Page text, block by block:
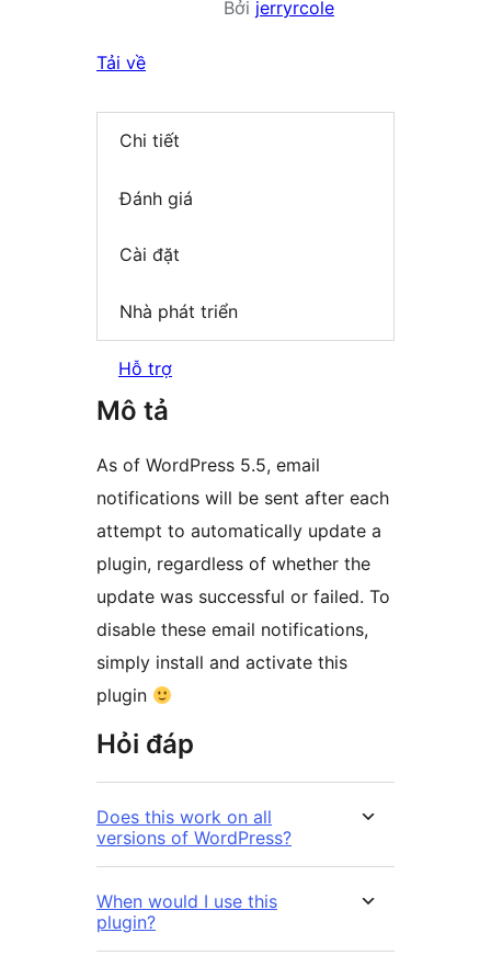
Bởi jerryrcole
Tải về
Chi tiết
Đánh giá
Cài đặt
Nhà phát triển
Hỗ trợ
Mô tả
As of WordPress 5.5, email
notifications will be sent after each
attempt to automatically update a
plugin, regardless of whether the
update was successful or failed. To
disable these email notifications,
simply install and activate this
plugin
Hỏi đáp
Does this work on all
versions of WordPress?
When would I use this
plugin?